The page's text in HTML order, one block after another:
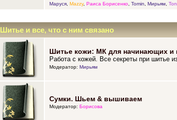
Маруся, Mazzy, Раиса Борисенко, Tomin Мирьям,
Шитье и все, что с ним связано
Шитье кожи: МК для начинающих и
Работа с кожей. Все секреты при шитье
Модератор: Мирьям
Сумки. Шьем & вышиваем
Модератор: Борисова